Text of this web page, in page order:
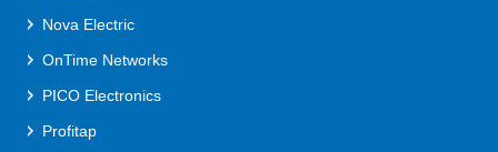
Nova Electric
OnTime Networks
PICO Electronics
Profitap